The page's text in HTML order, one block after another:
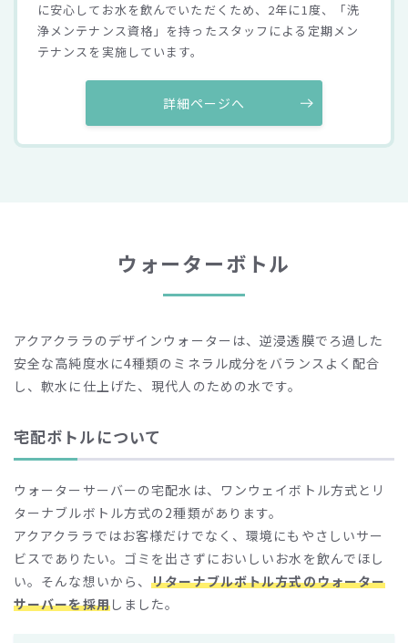
に安心してお水を飲んでいただくため、2年に1度、「洗
浄メンテナンス資格」を持ったスタッフによる定期メン
テナンスを実施しています。
詳細ページへ
ウォーターボトル
アクアクララのデザインウォーターは、逆浸透膜でろ過した
安全な高純度水に4種類のミネラル成分をバランスよく配合
し、軟水に仕上げた、現代人のための水です。
宅配ボトルについて
ウォーターサーバーの宅配水は、ワンウェイボトル方式とリ
ターナブルボトル方式の2種類があります。
アクアクララではお客様だけでなく、環境にもやさしいサー
ビスでありたい。ゴミを出さずにおいしいお水を飲んでほし
い。そんな想いから、リターナブルボトル方式のウォーター
サーバーを採用しました。